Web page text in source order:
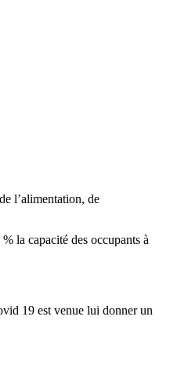
l’alimentation, de
la capacité des occupants à
19 est venue lui donner un